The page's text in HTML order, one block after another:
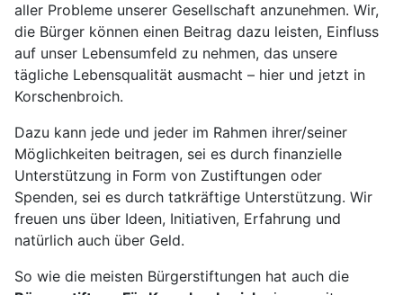
aller Probleme unserer Gesellschaft anzunehmen. Wir,
die Bürger können einen Beitrag dazu leisten, Einfluss
auf unser Lebensumfeld zu nehmen, das unsere
tägliche Lebensqualität ausmacht – hier und jetzt in
Korschenbroich.
Dazu kann jede und jeder im Rahmen ihrer/seiner
Möglichkeiten beitragen, sei es durch finanzielle
Unterstützung in Form von Zustiftungen oder
Spenden, sei es durch tatkräftige Unterstützung. Wir
freuen uns über Ideen, Initiativen, Erfahrung und
natürlich auch über Geld.
So wie die meisten Bürgerstiftungen hat auch die